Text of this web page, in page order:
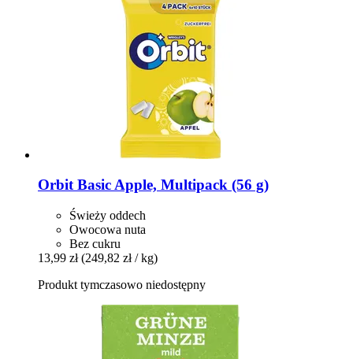
OrbitBasic Apple, Multipack (56 g)
Świeży oddech
Owocowa nuta
Bez cukru
13,99 zł (249,82 zł / kg)
Produkt tymczasowo niedostępny